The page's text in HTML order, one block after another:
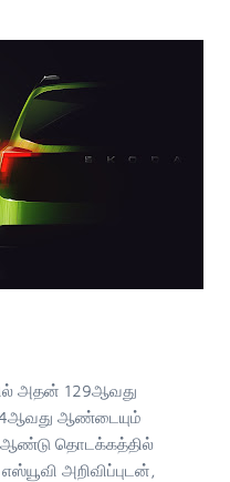
அதன் 129ஆவது
ஆண்டையும்
ஆண்டு தொடக்கத்தில்
அறிவிப்புடன்,